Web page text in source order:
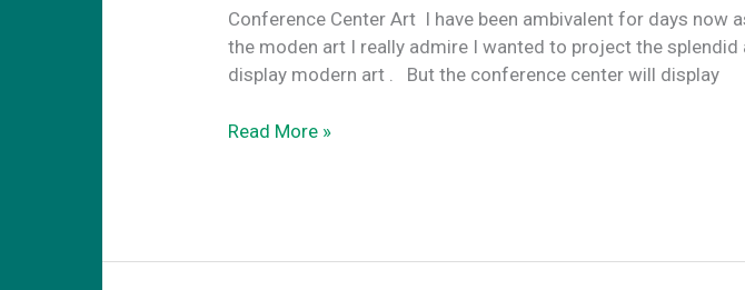
Conference Center Art Ι have been ambivalent for days
the moden art I really admire I wanted to project the
display modern art . Βut the conference center will display
Conference
Read More »